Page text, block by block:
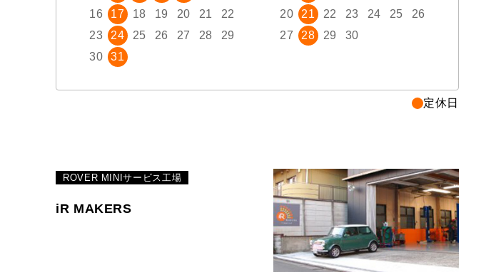
22 23
24
29 30 31
16
17 18 19 20 21
22
23
24 25 26 27 28
29
30
31
20
21 22 23 24 25
26
27
28 29 30
定休日
ROVER MINIサービス工場
iR MAKERS